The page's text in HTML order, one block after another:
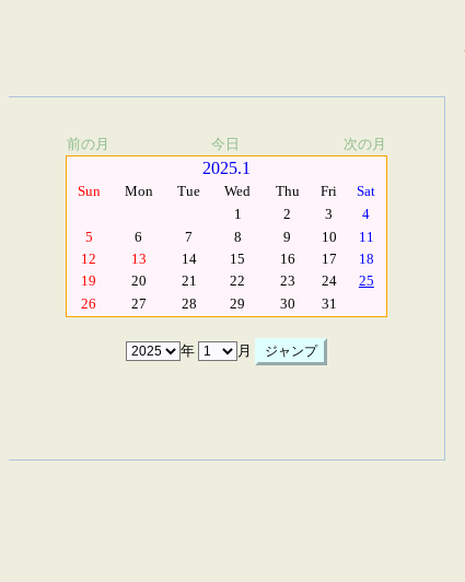
前の月 今日 次の月
2025.1
Sun Mon Tue Wed Thu Fri
Sat
1
2 3
4
5
6 7 8 9 10
11
12
13 14 15 16 17
18
19
20 21 22 23 24
25
26
27 28 29 30 31
年 月